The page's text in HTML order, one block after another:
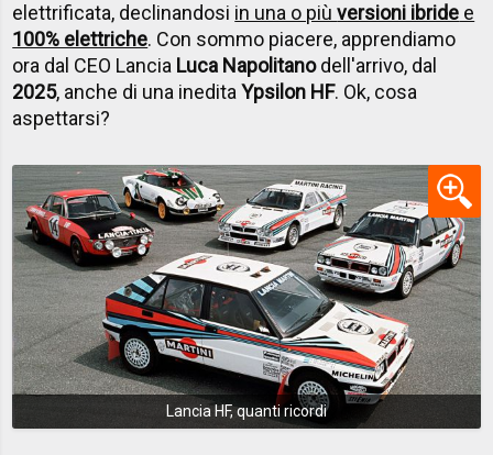
elettrificata, declinandosi in una o piùversioni ibride e
100% elettriche. Con sommo piacere, apprendiamo
ora dal CEO Lancia Luca Napolitanodell'arrivo, dal
2025, anche di una ineditaYpsilon HF. Ok, cosa
aspettarsi?
Lancia HF, quanti ricordi